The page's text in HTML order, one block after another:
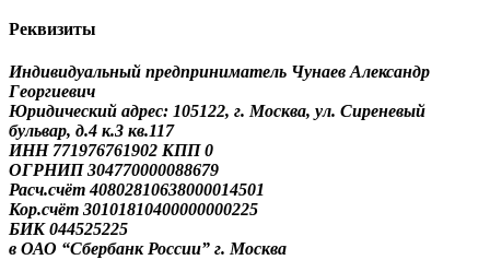
Реквизиты
Индивидуальный предприниматель Чунаев Александр
Георгиевич
Юридический адрес: 105122, г. Москва, ул. Сиреневый
бульвар, д.4 к.3 кв.117
ИНН 771976761902 КПП 0
ОГРНИП 304770000088679
Расч.счёт 40802810638000014501
Кор.счёт 30101810400000000225
БИК 044525225
в ОАО “Сбербанк России” г. Москва